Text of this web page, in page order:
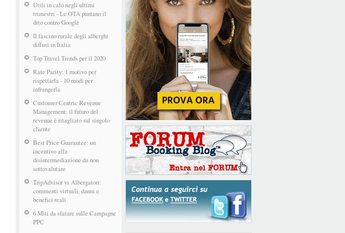
Utili in calo negli ultimi
trimestri - Le OTA puntano il
dito contro Google
Il fascino rurale degli alberghi
diffusi in Italia
Top Travel Trends per il 2020
Rate Parity: 1 motivo per
rispettarla - 10 modi per
infrangerla
Customer Centric Revenue
Management: il futuro del
revenue è ritagliato sul singolo
cliente
Best Price Guarantee: un
incentivo alla
disintermediazione da non
sottovalutare
TripAdvisor vs Albergatori:
commenti virtuali, danni e
benefici reali
6 Miti da sfatare sulle Campagne
PPC